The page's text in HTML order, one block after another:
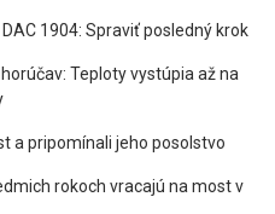
1904: Spraviť posledný krok
Teploty vystúpia až na
a pripomínali jeho posolstvo
rokoch vracajú na most v